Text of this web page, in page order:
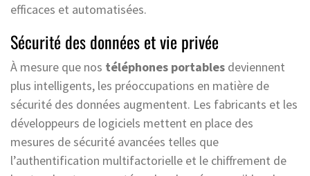
efficaces et automatisées.
Sécurité des données et vie privée
À mesure que nos téléphones portables deviennent
plus intelligents, les préoccupations en matière de
sécurité des données augmentent. Les fabricants et les
développeurs de logiciels mettent en place des
mesures de sécurité avancées telles que
l’authentification multifactorielle et le chiffrement de